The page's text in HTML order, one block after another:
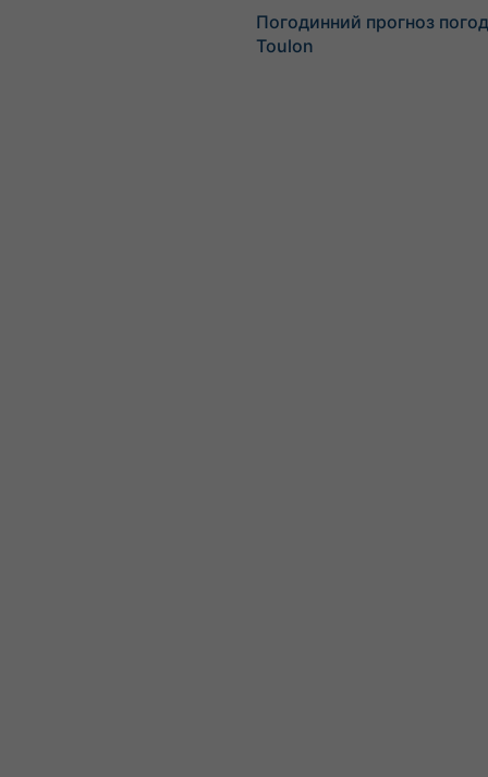
Погодинний прогноз
Toulon